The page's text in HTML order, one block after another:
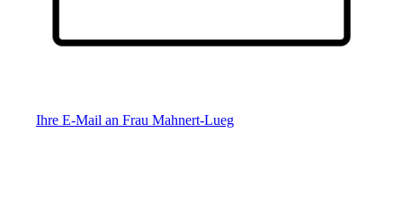
Ihre E-Mail an Frau Mahnert-Lueg